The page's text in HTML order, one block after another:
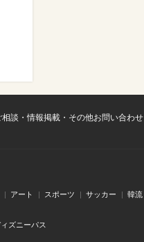
談・情報掲載・その他お問い合わせ
アート スポーツ サッカー 韓流
ズニーパス